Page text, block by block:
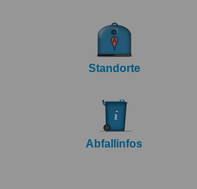
Standorte
Abfallinfos